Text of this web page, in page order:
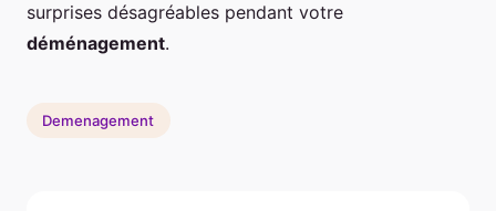
surprises désagréables pendant votre
déménagement.
Demenagement